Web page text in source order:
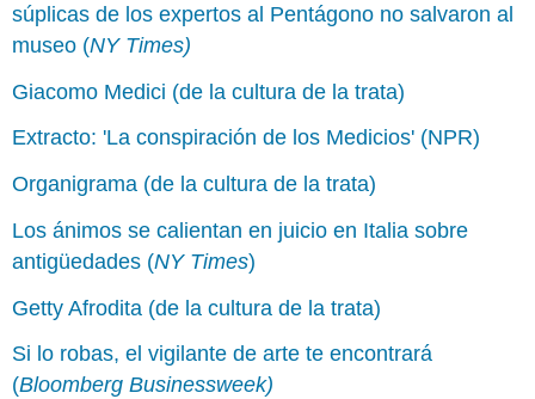
súplicas de los expertos al Pentágono no salvaron al
museo (NY Times)
Giacomo Medici (de la cultura de la trata)
Extracto: 'La conspiración de los Medicios' (NPR)
Organigrama (de la cultura de la trata)
Los ánimos se calientan en juicio en Italia sobre
antigüedades (NY Times)
Getty Afrodita (de la cultura de la trata)
Si lo robas, el vigilante de arte te encontrará
(Bloomberg Businessweek)